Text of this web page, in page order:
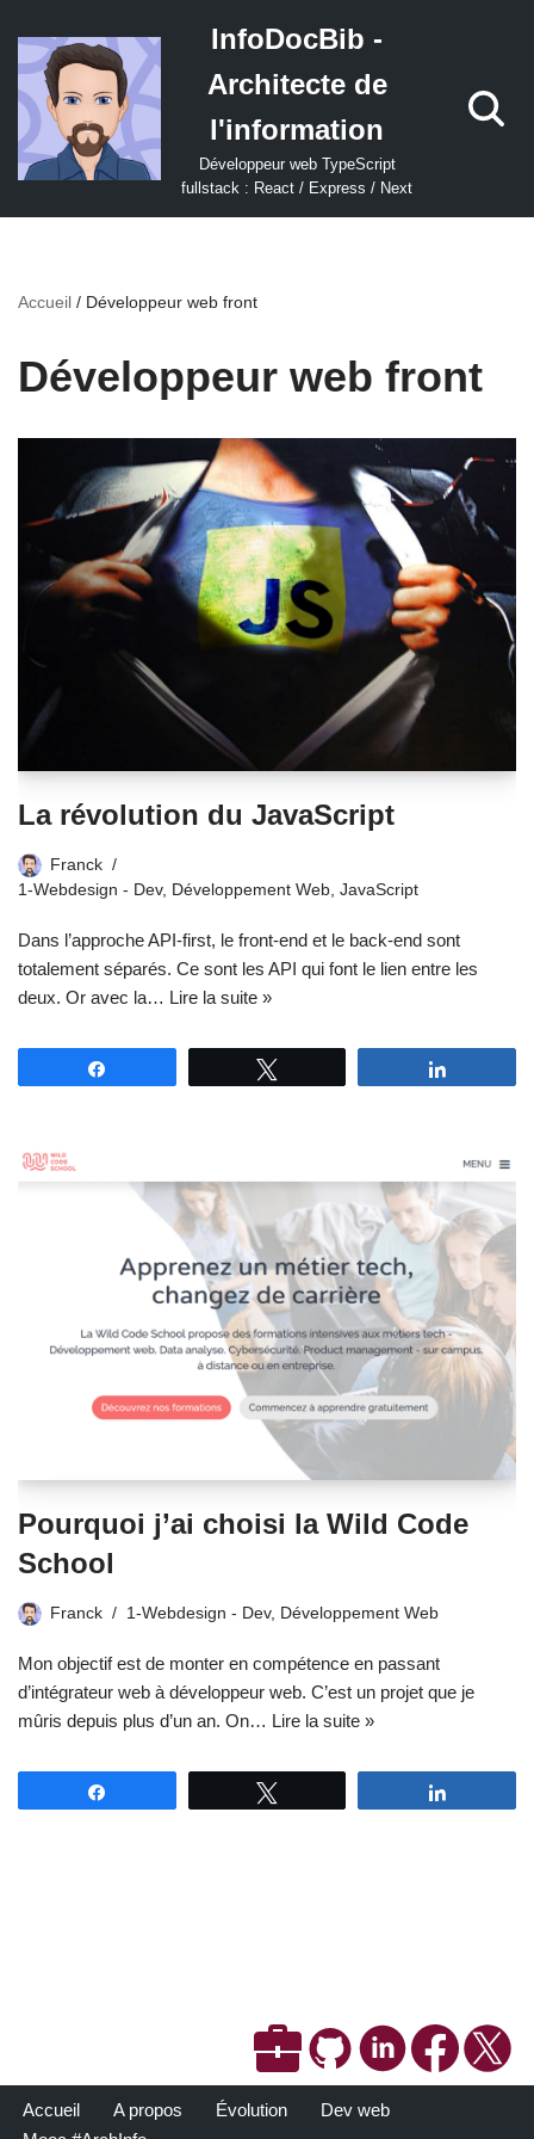
Aller
au
contenu
InfoDocBib -
Architecte de
l'information
Développeur web TypeScript
fullstack : React / Express / Next
Accueil / Développeur web front
Développeur web front
La révolution du JavaScript
Franck
1-Webdesign - Dev, Développement Web JavaScript
Dans l’approche API-first, le front-end et le back-end sont
totalement séparés. Ce sont les API qui font le lien entre les
deux. Or avec la… Lire la suite »
Pourquoi j’ai choisi la Wild Code
School
Franck 1-Webdesign - Dev, Développement Web
Mon objectif est de monter en compétence en passant
d’intégrateur web à développeur web. C’est un projet que je
mûris depuis plus d’un an. On… Lire la suite »
Accueil A propos Évolution
Dev web